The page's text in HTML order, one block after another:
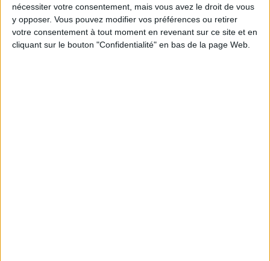
nécessiter votre consentement, mais vous avez le droit de vous
y opposer. Vous pouvez modifier vos préférences ou retirer
votre consentement à tout moment en revenant sur ce site et en
cliquant sur le bouton "Confidentialité" en bas de la page Web.